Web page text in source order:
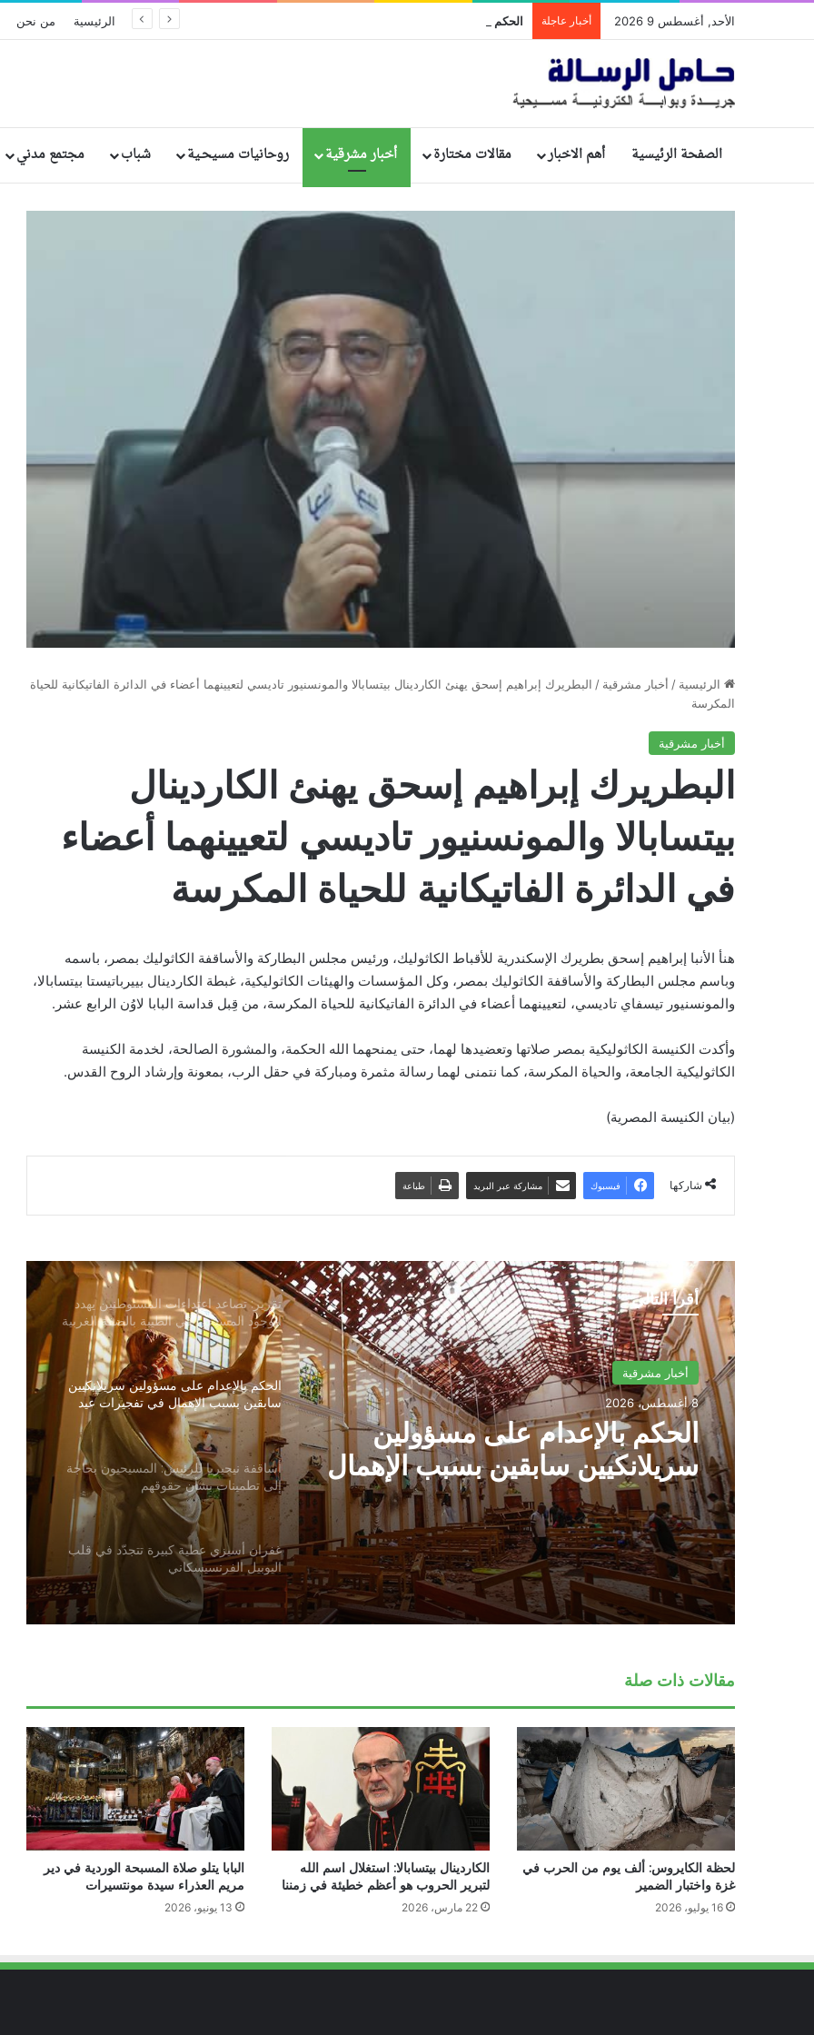
الأحد, أغسطس 9 2026 أخبار عاجلة الرئيسية من نحن
الصفحة الرئيسية أهم الاخبار مقالات مختارة أخبار مشرقية روحانيات مسيحـية شباب مجتمع مدني
الرئيسية / أخبار مشرقية / البطريرك إبراهيم إسحق يهنئ الكاردينال بيتسابالا والمونسنيور تاديسي لتعيينهما أعضاء في الدائرة الفاتيكانية للحياة
المكرسة
أخبار مشرقية
البطريرك إبراهيم إسحق يهنئ الكاردينال
بيتسابالا والمونسنيور تاديسي لتعيينهما أعضاء
في الدائرة الفاتيكانية للحياة المكرسة
هنأ الأنبا إبراهيم إسحق بطريرك الإسكندرية للأقباط الكاثوليك، ورئيس مجلس البطاركة والأساقفة الكاثوليك بمصر، باسمه
وباسم مجلس البطاركة والأساقفة الكاثوليك بمصر، وكل المؤسسات والهيئات الكاثوليكية، غبطة الكاردينال بييرباتيستا بيتسابالا،
والمونسنيور تيسفاي تاديسي، لتعيينهما أعضاء في الدائرة الفاتيكانية للحياة المكرسة، من قِبل قداسة البابا لاوُن الرابع عشر.
وأكدت الكنيسة الكاثوليكية بمصر صلاتها وتعضيدها لهما، حتى يمنحهما الله الحكمة، والمشورة الصالحة، لخدمة الكنيسة
الكاثوليكية الجامعة، والحياة المكرسة، كما نتمنى لهما رسالة مثمرة ومباركة في حقل الرب، بمعونة وإرشاد الروح القدس.
(بيان الكنيسة المصرية)
شاركها فيسبوك مشاركة عبر البريد طباعة
أقرأ التالي
أخبار مشرقية
8 أغسطس، 2026
الحكم بالإعدام على مسؤولين
سريلانكيين سابقين بسبب الإهمال
في تفجيرات عيد الفصح الدامية
المطران شامي يستقبل رفات القديس
فرنسيس الآسيزي والمشاركين في المسيرة
البطريرك الراعي: محبّة لبنان لا تكون
بالشعارات
عون الكنيسة المتألمة ترحّب بخطة الحكومة
العراقية لإعادة العائلات المسيحية
الأسلحة بل الثقة ونزع السلاح
تقرير: تصاعد اعتداءات المستوطنين يهدد
الوجود المسيحي في الطيبة بالضفة الغربية
الحكم بالإعدام على مسؤولين سريلانكيين
سابقين بسبب الإهمال في تفجيرات عيد
الفصح الدامية
أساقفة نيجيريا للرئيس: المسيحيون بحاجة
إلى تطمينات بشأن حقوقهم
غفران أسيزي عطية كبيرة تتجدّد في قلب
اليوبيل الفرنسيسكاني
المطران شامي يستقبل رفات القديس
فرنسيس الآسيزي والمشاركين في المسيرة
الفرنسيسكانية الثالثة والثلاثين
البطريرك الراعي: محبّة لبنان لا تكون
عون الكنيسة المتألمة ترحّب بخطة الحكومة
العراقية لإعادة العائلات المسيحية
الكنيسة تؤكد أن السلام الحقيقي لا تصنعه
مقالات ذات صلة
لحظة الكايروس: ألف يوم من الحرب في
غزة واختبار الضمير
16 يوليو، 2026
الكاردينال بيتسابالا: استغلال اسم الله
لتبرير الحروب هو أعظم خطيئة في زمننا
22 مارس، 2026
البابا يتلو صلاة المسبحة الوردية في دير
مريم العذراء سيدة مونتسيرات
13 يونيو، 2026